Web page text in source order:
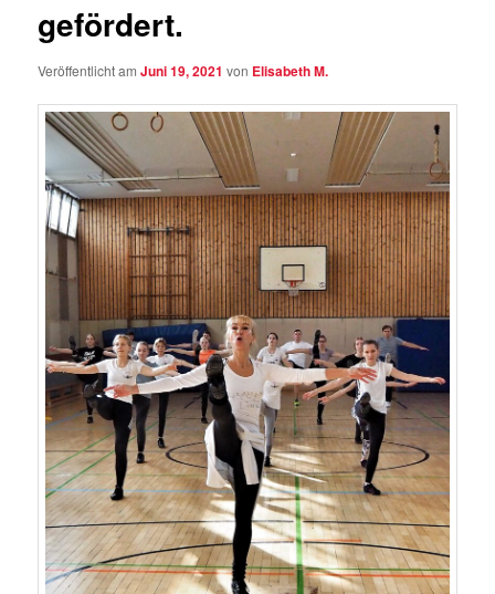
gefördert.
Veröffentlicht amJuni 19, 2021 von Elisabeth M.